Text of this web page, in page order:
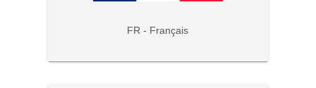
FR - Français